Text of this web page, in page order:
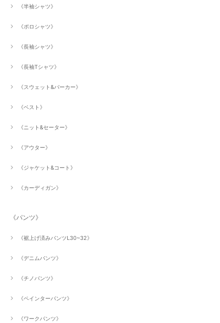
《半袖シャツ》
《ポロシャツ》
《長袖シャツ》
《長袖Tシャツ》
《スウェット&パーカー》
《ベスト》
《ニット&セーター》
《アウター》
《ジャケット&コート》
《カーディガン》
《パンツ》
《裾上げ済みパンツL30~32》
《デニムパンツ》
《チノパンツ》
《ペインターパンツ》
《ワークパンツ》